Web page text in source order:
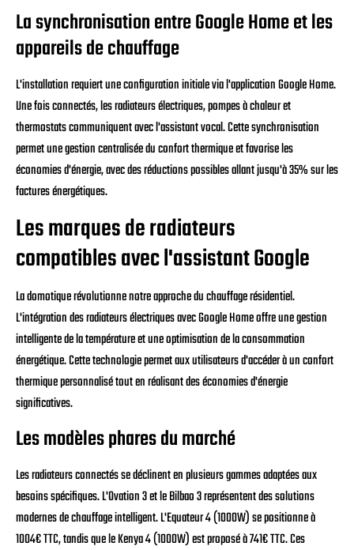
La synchronisation entre Google Home et les
appareils de chauffage
L'installation requiert une configuration initiale via l'application Google Home.
Une fois connectés, les radiateurs électriques, pompes à chaleur et
thermostats communiquent avec l'assistant vocal. Cette synchronisation
permet une gestion centralisée du confort thermique et favorise les
économies d'énergie, avec des réductions possibles allant jusqu'à 35% sur les
factures énergétiques.
Les marques de radiateurs
compatibles avec l'assistant Google
La domotique révolutionne notre approche du chauffage résidentiel.
L'intégration des radiateurs électriques avec Google Home offre une gestion
intelligente de la température et une optimisation de la consommation
énergétique. Cette technologie permet aux utilisateurs d'accéder à un confort
thermique personnalisé tout en réalisant des économies d'énergie
significatives.
Les modèles phares du marché
Les radiateurs connectés se déclinent en plusieurs gammes adaptées aux
besoins spécifiques. L'Ovation 3 et le Bilbao 3 représentent des solutions
modernes de chauffage intelligent. L'Equateur 4 (1000W) se positionne à
1004€ TTC, tandis que le Kenya 4 (1000W) est proposé à 741€ TTC. Ces